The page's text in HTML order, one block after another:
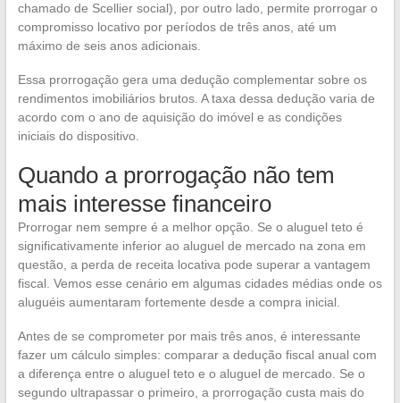
chamado de Scellier social), por outro lado, permite prorrogar o
compromisso locativo por períodos de três anos, até um
máximo de seis anos adicionais.
Essa prorrogação gera uma dedução complementar sobre os
rendimentos imobiliários brutos. A taxa dessa dedução varia de
acordo com o ano de aquisição do imóvel e as condições
iniciais do dispositivo.
Quando a prorrogação não tem
mais interesse financeiro
Prorrogar nem sempre é a melhor opção. Se o aluguel teto é
significativamente inferior ao aluguel de mercado na zona em
questão, a perda de receita locativa pode superar a vantagem
fiscal. Vemos esse cenário em algumas cidades médias onde os
aluguéis aumentaram fortemente desde a compra inicial.
Antes de se comprometer por mais três anos, é interessante
fazer um cálculo simples: comparar a dedução fiscal anual com
a diferença entre o aluguel teto e o aluguel de mercado. Se o
segundo ultrapassar o primeiro, a prorrogação custa mais do